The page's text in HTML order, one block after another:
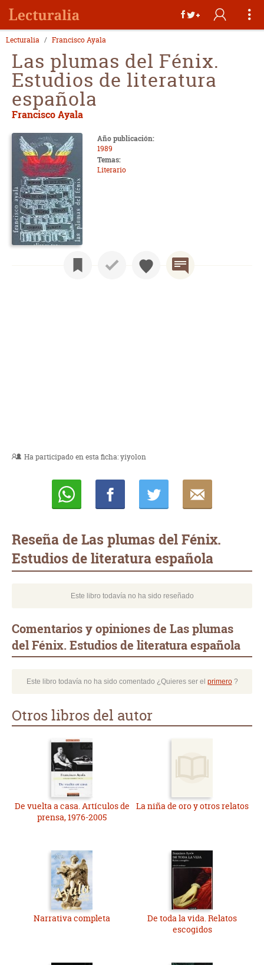
Lecturalia Francisco Ayala
Las plumas del Fénix.
Estudios de literatura
española
Francisco Ayala
Año publicación:
1989
Temas:
Literario
Ha participado en esta ficha:yiyolon
Reseña de Las plumas del Fénix.
Estudios de literatura española
Este libro todavía no ha sido reseñado
Comentarios y opiniones de Las plumas
del Fénix. Estudios de literatura española
Este libro todavía no ha sido comentado ¿Quieres ser el primero?
Otros libros del autor
De vuelta a casa. Artículos de
prensa, 1976-2005
La niña de oro y otros relatos
Narrativa completa
De toda la vida. Relatos
escogidos